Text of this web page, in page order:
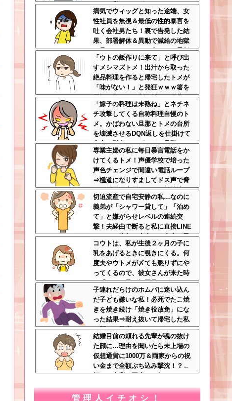
れない私はどこがサバサバ？←ネ
チネチ気にしてる時点で自サバじ
ゃない
病気でウィッグと知った途端、女
性社員を無視＆最低の性的暴言を
吐く会社男たち！裏で告発した結
果、部署解体＆異動で減給の地獄
を見ることにｗｗ←人として最低
限の倫理観すら欠如してる
「ウトの飯作りに来て」と呼び出
すメシマズトメ！出汁から取った
絶品料理を作ると帰宅したトメが
「味がない！」と発狂ｗｗｗ箸を
置いた良ウトが言い放った言葉と
は←良ウトさんの神対応にスカッ
とする
「嫁子の料理は未熟ね」とネチネ
チ攻撃してくる自称料理自慢のト
メ。かばわない旦那とトメの台所
を壊滅させるDQN返しを仕掛けて
実家に脱出←かばわない旦那も一
緒に痛い目見ろ
専業主婦の私に毎日暴言電話をか
けてくるトメ！声優学校で培った
声色チェンジで間違い電話ループ
⇒極道になりすましてドス声で脅
した結果←声優スキルの無駄遣い
が最高すぎるｗｗｗ
切迫流産で自宅安静の私…なのに
義弟が「シャワー貸して」「泊め
て」と嫌がらせレベルの連続突
撃！夫経由で断ると私に直接LINE
してきて絶句←大人しく自宅の風
呂に入れよ
コウトは、私が生後２ヶ月の子に
乳をあげるときに覗きにくる。何
度夫やウトメが〆ても懲りずにや
ってくるので、彼女さんが来た時
に「コウト君が毎回見たがるのよ
～ｗ」と言うと、彼女さん鬼の形
相でコウトの元へｗ
子連れだらけのホムパに迷い込ん
だ子ども嫌いな私！必死でたこ焼
きを焼き続け「焼き役放免」にな
った結果⇒耐え抜いて帰宅した私
を襲った異変ｗｗｗ←ストレスで3
7.5度の熱が出るのは凄まじい
結婚目前の頼れる先輩が魂の抜け
た顔に…理由を聞いたら未上場の
仮想通貨に1000万＆両家からの祝
い金まで全額ぶち込み撃沈！？←
頼れる先輩の要素どこ行ったんだ
管理人イチオシ！